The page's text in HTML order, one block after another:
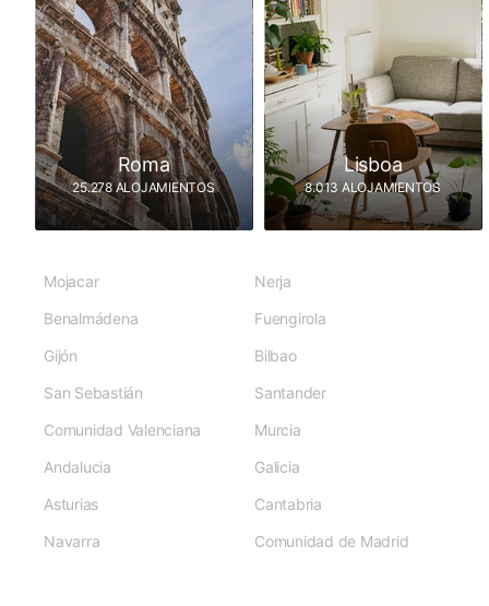
Roma
25.278 ALOJAMIENTOS
Lisboa
8.013 ALOJAMIENTOS
Mojacar
Nerja
Benalmádena
Fuengirola
Gijón
Bilbao
San Sebastián
Santander
Comunidad Valenciana
Murcia
Andalucia
Galicia
Asturias
Cantabria
Navarra
Comunidad de Madrid